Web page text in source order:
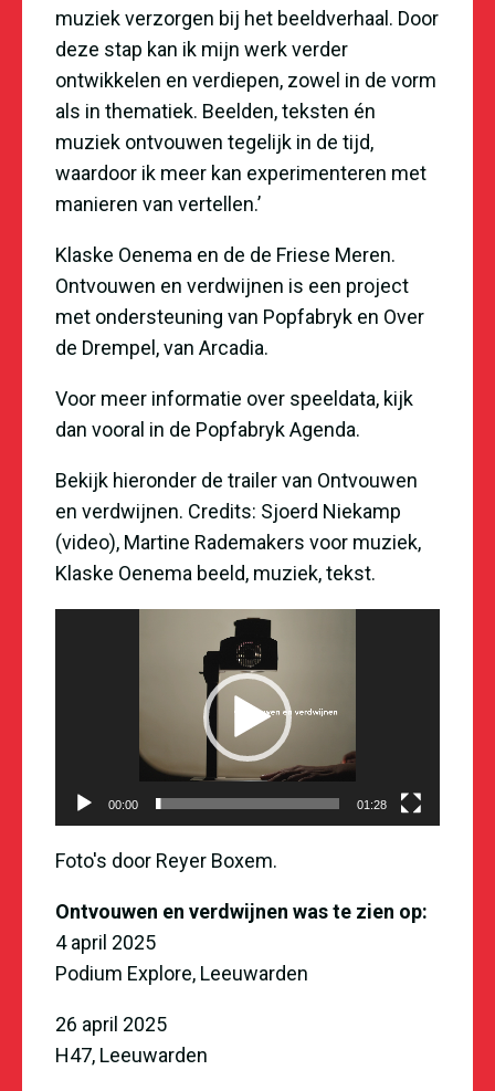
muziek verzorgen bij het beeldverhaal. Door
deze stap kan ik mijn werk verder
ontwikkelen en verdiepen, zowel in de vorm
als in thematiek. Beelden, teksten én
muziek ontvouwen tegelijk in de tijd,
waardoor ik meer kan experimenteren met
manieren van vertellen.’
Klaske Oenema en de de Friese Meren.
Ontvouwen en verdwijnen is een project
met ondersteuning van Popfabryk en Over
de Drempel, van Arcadia.
Voor meer informatie over speeldata, kijk
dan vooral in de Popfabryk Agenda.
Bekijk hieronder de trailer van Ontvouwen
en verdwijnen. Credits: Sjoerd Niekamp
(video), Martine Rademakers voor muziek,
Klaske Oenema beeld, muziek, tekst.
00:00 01:28
Foto's door Reyer Boxem.
Ontvouwen en verdwijnen was te zien op:
4 april 2025
Podium Explore, Leeuwarden
26 april 2025
H47, Leeuwarden